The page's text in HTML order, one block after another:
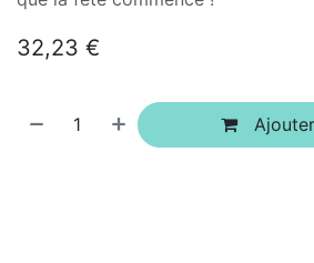
32,23 €